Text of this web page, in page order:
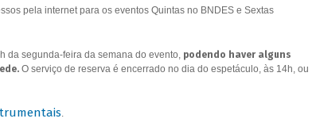
pela internet para os eventos Quintas no BNDES e Sextas
da segunda-feira da semana do evento, podendo haver alguns
O serviço de reserva é encerrado no dia do espetáculo, às 14h, ou
.